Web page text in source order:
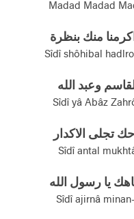
Madad Madad
منك بنظرة
Sîdî shôhibal
وعبد الله
Sîdî yâ Abâz
تجلی الاکدار
Sîdî antal
يا رسول الله
Sîdî ajirnâ